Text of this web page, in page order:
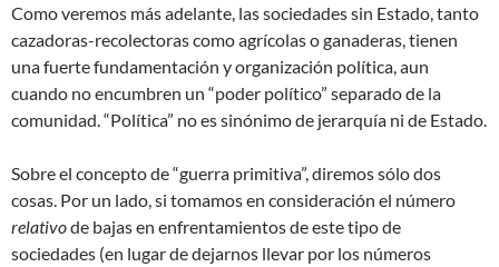
Como veremos más adelante, las sociedades sin Estado, tanto
cazadoras-recolectoras como agrícolas o ganaderas, tienen
una fuerte fundamentación y organización política, aun
cuando no encumbren un “poder político” separado de la
comunidad. “Política” no es sinónimo de jerarquía ni de Estado.
Sobre el concepto de “guerra primitiva”, diremos sólo dos
cosas. Por un lado, si tomamos en consideración el número
relativode bajas en enfrentamientos de este tipo de
sociedades (en lugar de dejarnos llevar por los números